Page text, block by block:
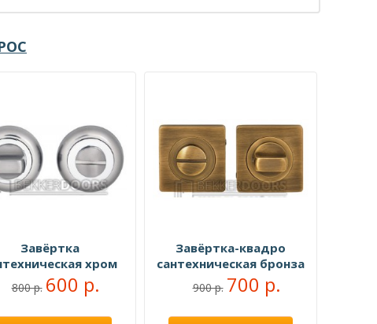
Завёртка
хром
800 р. 600 р.
Завёртка-квадро
сантехническая бронза
900 р. 700 р.